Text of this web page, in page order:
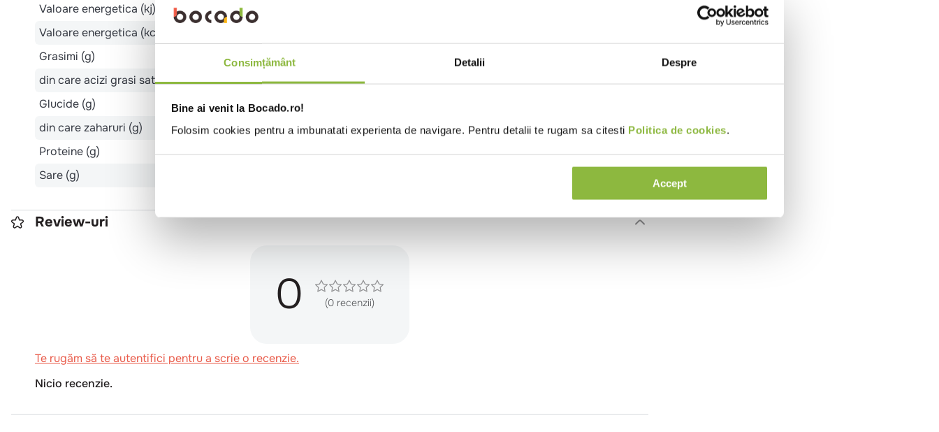
Consimțământ Detalii Despre
Bine ai venit la Bocado.ro!
Folosim cookies pentru a imbunatati experienta de navigare. Pentru detalii te rugam sa citesti Politica de cookies.
Accept
Valoare energetica (kj)
Valoare energetica (kcal)
Grasimi (g)
din care acizi grasi saturati (g)
9
Glucide (g)
din care zaharuri (g)
0.6
Proteine (g)
18.5
Sare (g)
Review-uri
0 (0 recenzii)
Te rugăm să te autentifici pentru a scrie o recenzie.
Nicio recenzie.